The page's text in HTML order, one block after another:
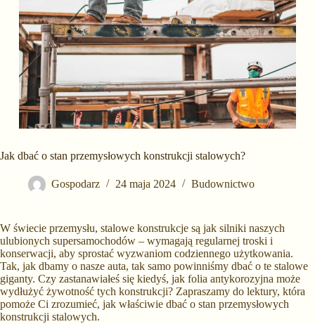
Jak dbać o stan przemysłowych konstrukcji stalowych?
Gospodarz 24 maja 2024 Budownictwo
W świecie przemysłu, stalowe konstrukcje są jak silniki naszych
ulubionych supersamochodów – wymagają regularnej troski i
konserwacji, aby sprostać wyzwaniom codziennego użytkowania.
Tak, jak dbamy o nasze auta, tak samo powinniśmy dbać o te stalowe
giganty. Czy zastanawiałeś się kiedyś, jak folia antykorozyjna może
wydłużyć żywotność tych konstrukcji? Zapraszamy do lektury, która
pomoże Ci zrozumieć, jak właściwie dbać o stan przemysłowych
konstrukcji stalowych.